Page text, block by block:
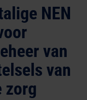
NEN
van
van
zorg